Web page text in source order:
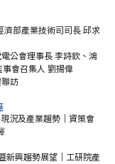
部產業技術司司長 邱求
公會理事長 李詩欽、鴻
會召集人 劉揚偉
訪
況及產業趨勢｜資策會
新興趨勢展望｜工研院產